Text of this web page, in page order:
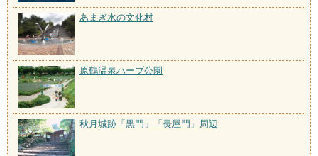
あまぎ水の文化村
原鶴温泉ハーブ公園
秋月城跡「黒門」「長屋門」周辺